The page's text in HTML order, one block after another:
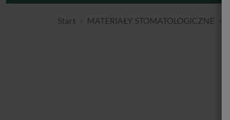
Start MATERIAŁY STOMATOLOGICZNE